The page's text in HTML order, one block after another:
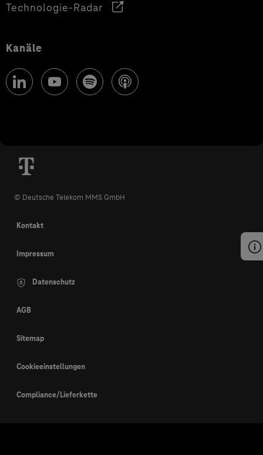
Technologie-Radar
Kanäle
© Deutsche Telekom MMS GmbH
Kontakt
Impressum
Datenschutz
AGB
Sitemap
Cookieeinstellungen
Compliance/Lieferkette